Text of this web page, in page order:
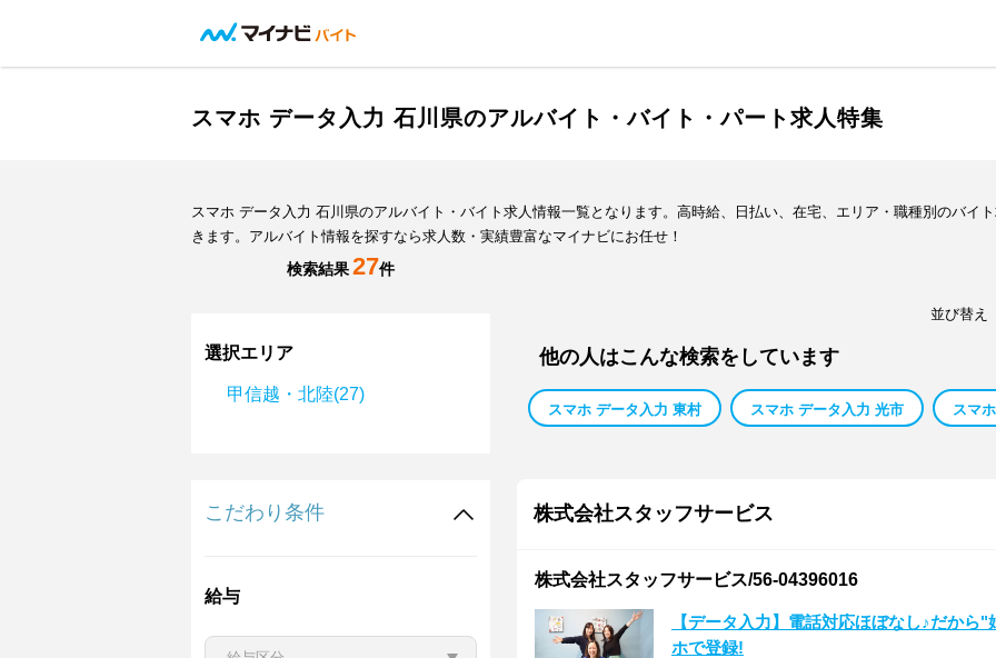
スマホ データ入力 石川県のアルバイト・バイト・パート求人特集
スマホ データ入力 石川県のアルバイト・バイト求人情報一覧となります。高時給、日払い、在宅、エリア・職種別のバイ
きます。アルバイト情報を探すなら求人数・実績豊富なマイナビにお任せ！
検索結果27件
選択エリア
甲信越・北陸(27)
こだわり条件
給与
並び替え
他の人はこんな検索をしています
スマホ データ入力 東村 スマホ データ入力 光市 スマ
株式会社スタッフサービス
株式会社スタッフサービス/56-04396016
【データ入力】電話対応ほぼなし♪だか
ホで登録!